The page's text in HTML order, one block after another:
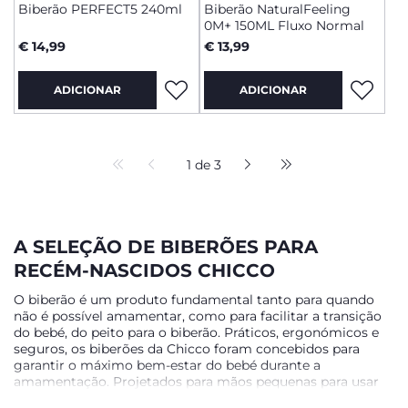
Biberão PERFECT5 240ml
€ 14,99
ADICIONAR
Biberão NaturalFeeling
0M+ 150ML Fluxo Normal
€ 13,99
ADICIONAR
1 de 3
A SELEÇÃO DE BIBERÕES PARA
RECÉM-NASCIDOS CHICCO
O biberão é um produto fundamental tanto para quando
não é possível amamentar, como para facilitar a transição
do bebé, do peito para o biberão. Práticos, ergonómicos e
seguros, os biberões da Chicco foram concebidos para
garantir o máximo bem-estar do bebé durante a
amamentação. Projetados para mãos pequenas para usar